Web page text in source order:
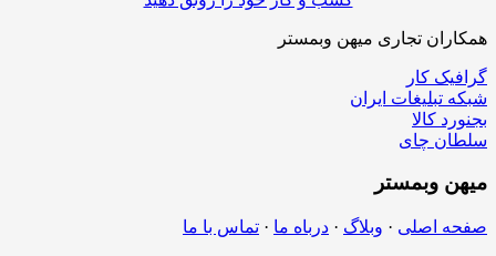
همکاران تجاری میهن وبمستر
گرافیک کار
شبکه تبلیغات ایران
بجنورد کالا
سلطان چای
میهن وبمستر
صفحه اصلی · وبلاگ · درباه ما · تماس با ما